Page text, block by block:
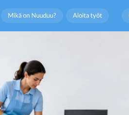
Mikä on Nuuduu? Aloita työt